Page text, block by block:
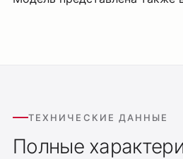
ТЕХНИЧЕСКИЕ ДАННЫЕ
Полные